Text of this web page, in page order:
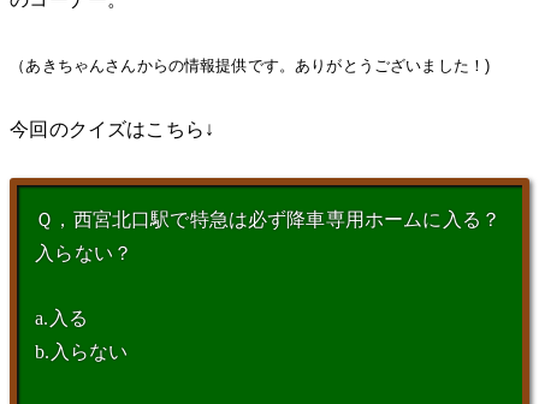
（あきちゃんさんからの情報提供です。ありがとうございました！)
今回のクイズはこちら↓
Ｑ，西宮北口駅で特急は必ず降車専用ホームに入る？
入らない？
a.入る
b.入らない